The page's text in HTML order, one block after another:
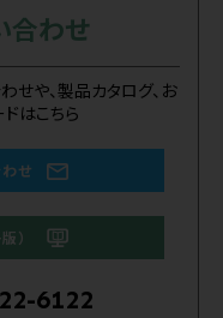
合わせ
せや、製品カタログ、お
はこちら
せ
）
6122